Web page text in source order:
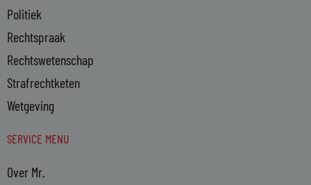
Politiek
Rechtspraak
Rechtswetenschap
Strafrechtketen
Wetgeving
SERVICE MENU
Over Mr.